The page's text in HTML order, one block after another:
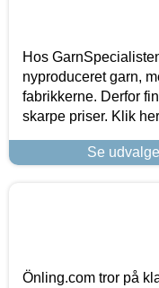
Hos
nyproduceret garn,
fabrikkerne. Derfor
skarpe priser. Klik
Se
Önling.com tror på